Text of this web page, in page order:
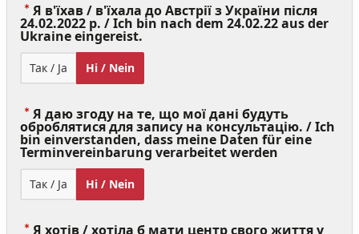
Я в'їхав / в'їхала до Австрії з України після
24.02.2022 р. / Ich bin nach dem 24.02.22 aus der
Ukraine eingereist.
Required)
Так / Ja Ні / Nein
Я даю згоду на те, що мої дані будуть
оброблятися для запису на консультацію. / Ich
bin einverstanden, dass meine Daten für eine
Terminvereinbarung verarbeitet werden
Так / Ja Ні / Nein
Я хотів / хотіла б мати центр свого життя у